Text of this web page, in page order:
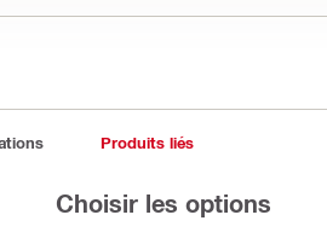
Produits liés
Choisir les options